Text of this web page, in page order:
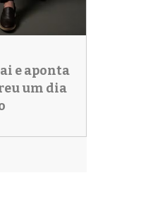
e aponta
um dia